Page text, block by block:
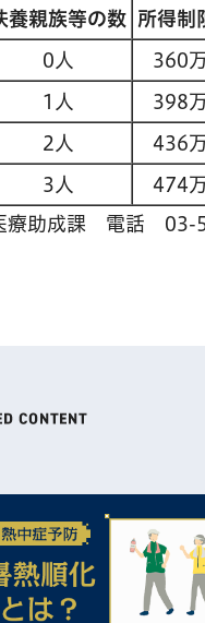
養親族等の数 所得制
0人 360
1人 398
2人 436
3人
474
療助成課 電話